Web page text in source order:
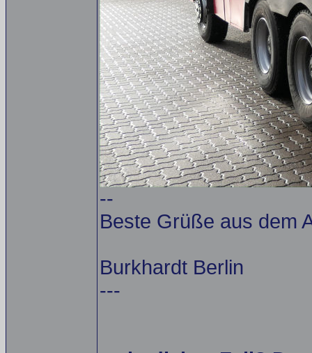
--
Beste Grüße aus dem
Burkhardt Berlin
---